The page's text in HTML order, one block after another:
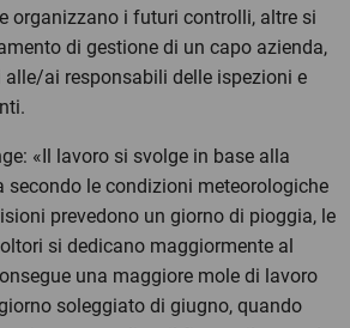
organizzano i futuri controlli, altre si
di gestione di un capo azienda,
ai responsabili delle ispezioni e
«Il lavoro si svolge in base alla
secondo le condizioni meteorologiche
prevedono un giorno di pioggia, le
si dedicano maggiormente al
una maggiore mole di lavoro
soleggiato di giugno, quando